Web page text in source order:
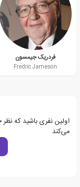
فردریک جیمسون
Fredric Jameson
اولین نفری باشید که
می‌کند